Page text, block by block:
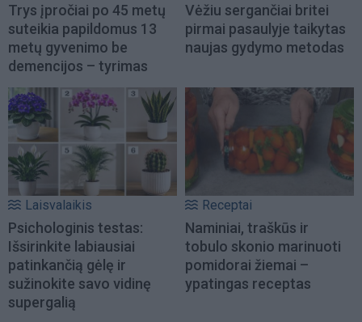
Trys įpročiai po 45 metų
suteikia papildomus 13
metų gyvenimo be
demencijos – tyrimas
Vėžiu sergančiai britei
pirmai pasaulyje taikytas
naujas gydymo metodas
Laisvalaikis
Psichologinis testas:
Išsirinkite labiausiai
patinkančią gėlę ir
sužinokite savo vidinę
supergalią
Receptai
Naminiai, traškūs ir
tobulo skonio marinuoti
pomidorai žiemai –
ypatingas receptas